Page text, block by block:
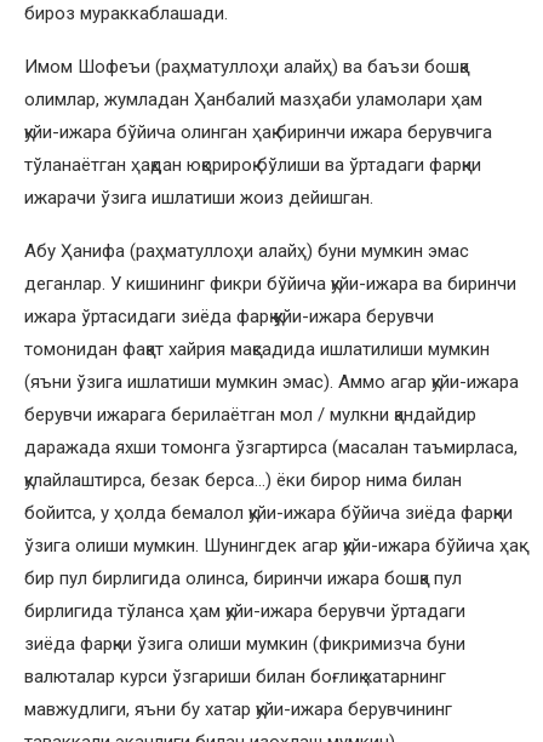
бироз мураккаблашади.
Имом Шофеъи (раҳматуллоҳи алайҳ) ва баъзи бошқа
олимлар, жумладан Ҳанбалий мазҳаби уламолари ҳам
қуйи-ижара бўйича олинган ҳақ биринчи ижара берувчига
тўланаётган ҳақдан юқорироқ бўлиши ва ўртадаги фарқни
ижарачи ўзига ишлатиши жоиз дейишган.
Абу Ҳанифа (раҳматуллоҳи алайҳ) буни мумкин эмас
деганлар. У кишининг фикри бўйича қуйи-ижара ва биринчи
ижара ўртасидаги зиёда фарқ қуйи-ижара берувчи
томонидан фақат хайрия мақсадида ишлатилиши мумкин
(яъни ўзига ишлатиши мумкин эмас). Аммо агар қуйи-ижара
берувчи ижарага берилаётган мол / мулкни қандайдир
даражада яхши томонга ўзгартирса (масалан таъмирласа,
қулайлаштирса, безак берса…) ёки бирор нима билан
бойитса, у ҳолда бемалол қуйи-ижара бўйича зиёда фарқни
ўзига олиши мумкин. Шунингдек агар қуйи-ижара бўйича ҳақ
бир пул бирлигида олинса, биринчи ижара бошқа пул
бирлигида тўланса ҳам қуйи-ижара берувчи ўртадаги
зиёда фарқни ўзига олиши мумкин (фикримизча буни
валюталар курси ўзгариши билан боғлиқ хатарнинг
мавжудлиги, яъни бу хатар қуйи-ижара берувчининг